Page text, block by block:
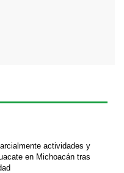
actividades y
en Michoacán tras